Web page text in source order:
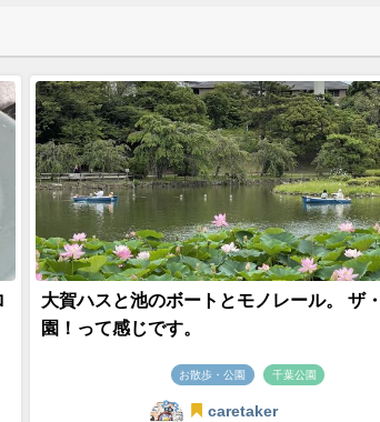
大賀ハスと池のボートとモノレール。 ザ
園！って感じです。
お散歩・公園 千葉公園
caretaker